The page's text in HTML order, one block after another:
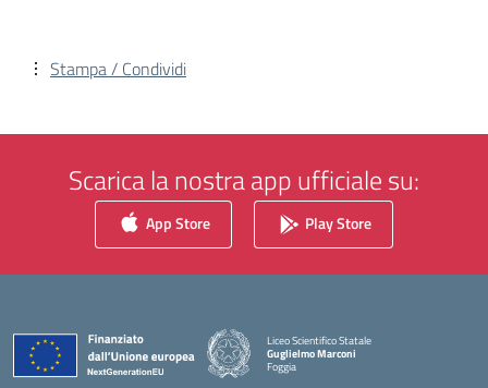
Stampa / Condividi
Scarica la nostra app ufficiale su:
App Store Play Store
Liceo Scientifico Statale
Guglielmo Marconi
Foggia
— Visita la pagina iniziale della scuola